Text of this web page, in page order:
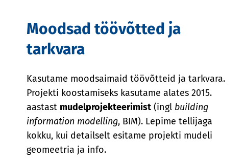
Moodsad töövõtted ja
tarkvara
Kasutame moodsaimaid töövõtteid ja tarkvara.
Projekti koostamiseks kasutame alates 2015.
aastast mudelprojekteerimist (ingl building
information modelling, BIM). Lepime tellijaga
kokku, kui detailselt esitame projekti mudeli
geomeetria ja info.